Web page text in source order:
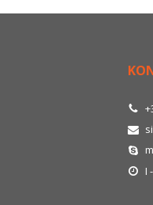
I